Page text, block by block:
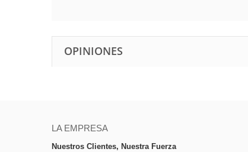
OPINIONES
LA EMPRESA
Nuestros Clientes, Nuestra Fuerza